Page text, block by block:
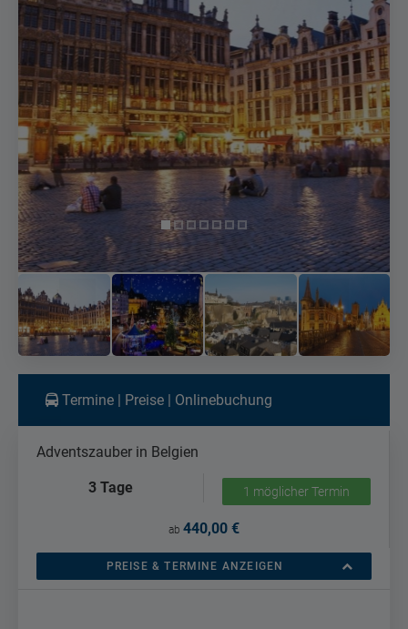
Termine | Preise | Onlinebuchung
Adventszauber in Belgien
3 Tage 1 möglicher Termin
ab 440,00 €
PREISE & TERMINE ANZEIGEN